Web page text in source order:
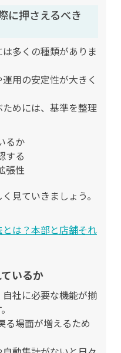
に押さえるべき
多くの種類がありま
用の安定性が大きく
めには、基準を整理
るか
する
張性
見ていきましょう。
は？本部と店舗それ
いるか
社に必要な機能が揃
る場面が増えるため